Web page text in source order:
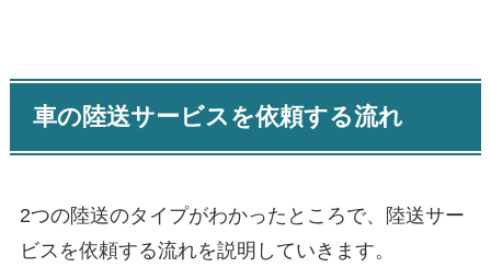
車の陸送サービスを依頼する流れ
2つの陸送のタイプがわかったところで、陸送サー
ビスを依頼する流れを説明していきます。